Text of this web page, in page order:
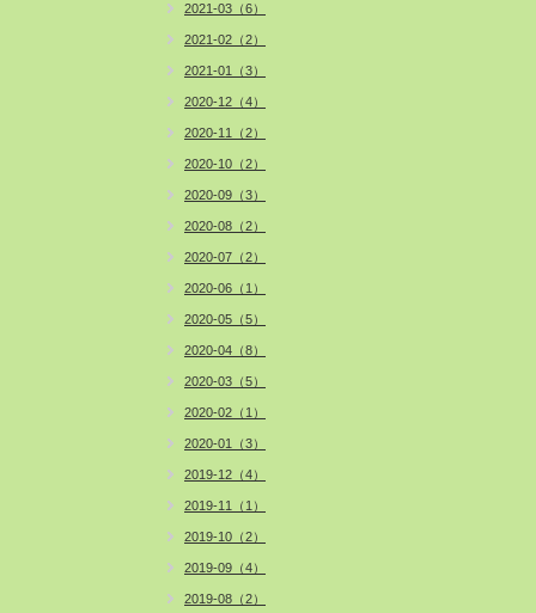
2021-03（6）
2021-02（2）
2021-01（3）
2020-12（4）
2020-11（2）
2020-10（2）
2020-09（3）
2020-08（2）
2020-07（2）
2020-06（1）
2020-05（5）
2020-04（8）
2020-03（5）
2020-02（1）
2020-01（3）
2019-12（4）
2019-11（1）
2019-10（2）
2019-09（4）
2019-08（2）